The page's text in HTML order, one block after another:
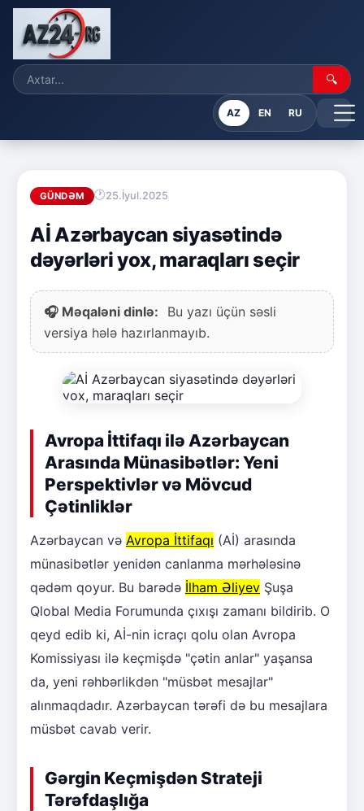
🔍
AZ EN RU
GÜNDƏM 25.İyul.2025
Aİ Azərbaycan siyasətində
dəyərləri yox, maraqları seçir
🎧 Məqaləni dinlə:
Bu yazı üçün səsli
versiya hələ hazırlanmayıb.
Avropa İttifaqı ilə Azərbaycan
Arasında Münasibətlər: Yeni
Perspektivlər və Mövcud
Çətinliklər
Azərbaycan və Avropa İttifaqı (Aİ) arasında
münasibətlər yenidən canlanma mərhələsinə
qədəm qoyur. Bu barədə İlham Əliyev Şuşa
Qlobal Media Forumunda çıxışı zamanı bildirib. O
qeyd edib ki, Aİ-nin icraçı qolu olan Avropa
Komissiyası ilə keçmişdə "çətin anlar" yaşansa
da, yeni rəhbərlikdən "müsbət mesajlar"
alınmaqdadır. Azərbaycan tərəfi də bu mesajlara
müsbət cavab verir.
Gərgin Keçmişdən Strateji
Tərəfdaşlığa